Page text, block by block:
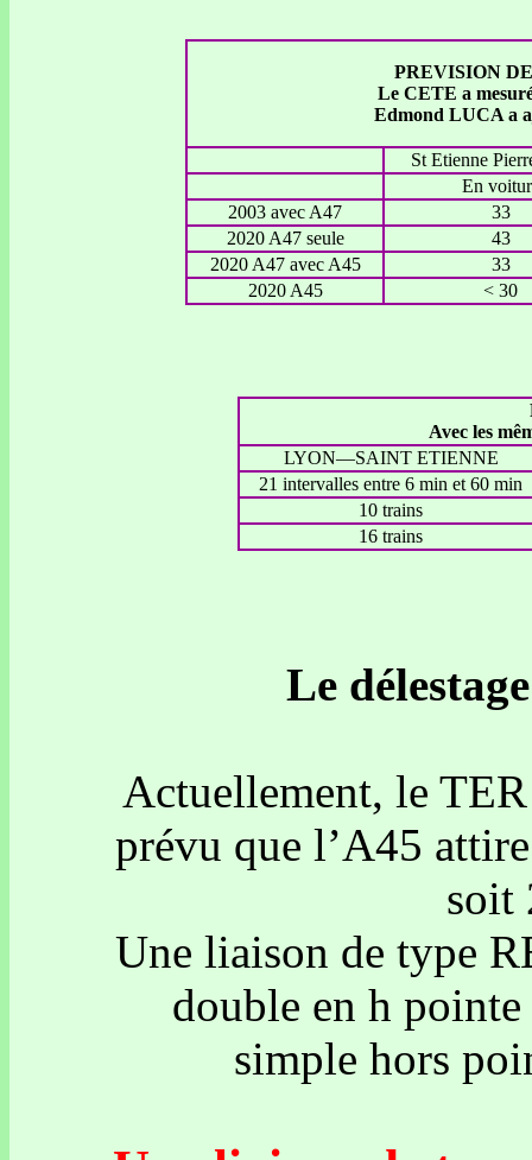
PREVISION
Le CETE a
Edmond LUCA a
St Etienne
En
2003 avec A47
33
2020 A47 seule
43
2020 A47 avec A45
33
2020 A45
< 30
Avec les
LYON—SAINT ETIENNE
21 intervalles entre 6 min et 60 min
10 trains
16 trains
Le
Actuellement, le
prévu que l’A45
soit
Une liaison de type
double en h
simple hors